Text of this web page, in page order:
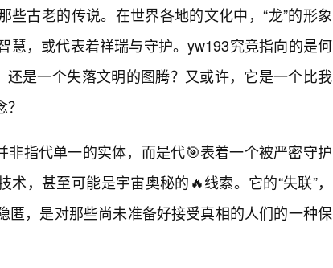
些古老的传说。在世界各地的文化中，“龙”的形象
慧，或代表着祥瑞与守护。yw193究竟指向的是何
还是一个失落文明的图腾？又或许，它是一个比我
非指代单一的实体，而是代🎯表着一个被严密守护
，甚至可能是宇宙奥秘的🔥线索。它的“失联”，
匿，是对那些尚未准备好接受真相的人们的一种保